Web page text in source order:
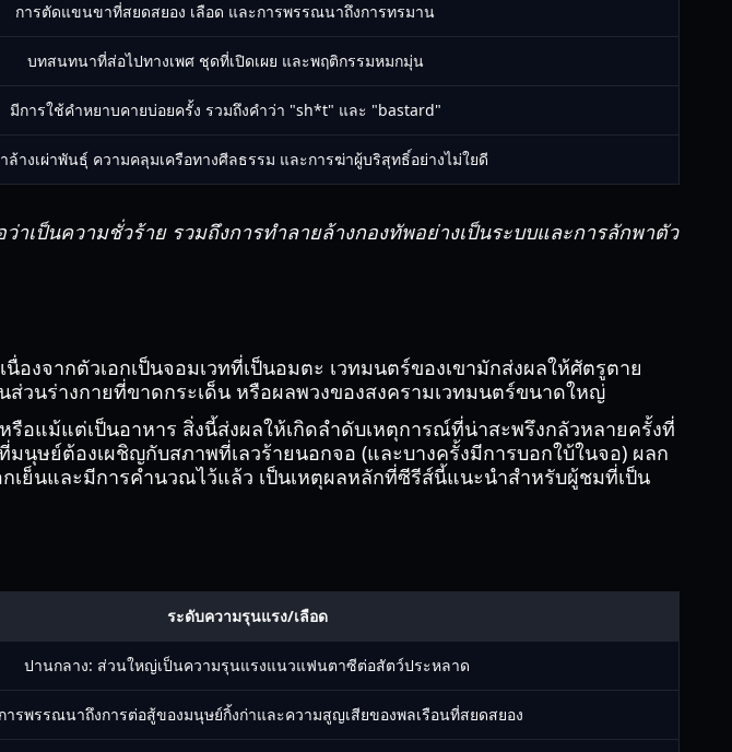
การตัดแขนขาที่สยดสยอง เลือด และการพรรณนาถึงการทรมาน
บทสนทนาที่ส่อไปทางเพศ ชุดที่เปิดเผย และพฤติกรรมหมกมุ่น
มีการใช้คำหยาบคายบ่อยครั้ง รวมถึงคำว่า "sh*t" และ "bastard"
ล้างเผ่าพันธุ์ ความคลุมเครือทางศีลธรรม และการฆ่าผู้บริสุทธิ์อย่างไม่ใยดี
ป็นความชั่วร้าย รวมถึงการทำลายล้างกองทัพอย่างเป็นระบบและการลักพาตัว
เนื่องจากตัวเอกเป็นจอมเวทที่เป็นอมตะ เวทมนตร์ของเขามักส่งผลให้ศัตรูตาย
ส่วนร่างกายที่ขาดกระเด็น หรือผลพวงของสงครามเวทมนตร์ขนาดใหญ่
แม้แต่เป็นอาหาร สิ่งนี้ส่งผลให้เกิดลำดับเหตุการณ์ที่น่าสะพรึงกลัวหลายครั้งที่
นุษย์ต้องเผชิญกับสภาพที่เลวร้ายนอกจอ (และบางครั้งมีการบอกใบ้ในจอ) ผลก
เย็นและมีการคำนวณไว้แล้ว เป็นเหตุผลหลักที่ซีรีส์นี้แนะนำสำหรับผู้ชมที่เป็น
ระดับความรุนแรง/เลือด
ปานกลาง: ส่วนใหญ่เป็นความรุนแรงแนวแฟนตาซีต่อสัตว์ประหลาด
ารพรรณนาถึงการต่อสู้ของมนุษย์กิ้งก่าและความสูญเสียของพลเรือนที่สยดสยอง